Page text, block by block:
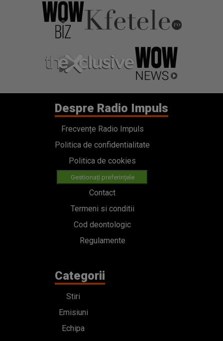
Despre Radio Impuls
Frecvențe Radio Impuls
Politica de confidentialitate
Politica de cookies
Gestionați preferințele
Contact
Termeni si conditii
Cod deontologic
Regulamente
Categorii
Stiri
Emisiuni
Echipa